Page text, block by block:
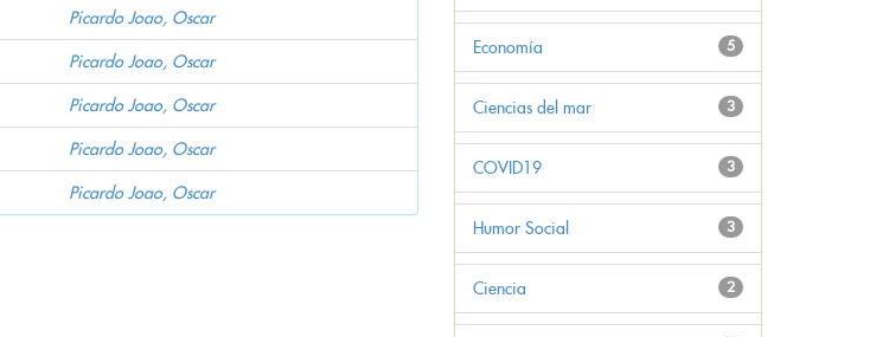
Picardo Joao, Oscar
Picardo Joao, Oscar
Picardo Joao, Oscar
Picardo Joao, Oscar
Picardo Joao, Oscar
5
Economía
3
Ciencias del mar
3
COVID19
3
Humor Social
2
Ciencia